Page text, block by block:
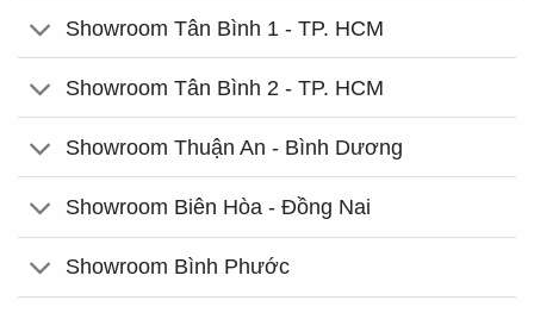
Showroom Tân Bình 1 - TP. HCM
Showroom Tân Bình 2 - TP. HCM
Showroom Thuận An - Bình Dương
Showroom Biên Hòa - Đồng Nai
Showroom Bình Phước